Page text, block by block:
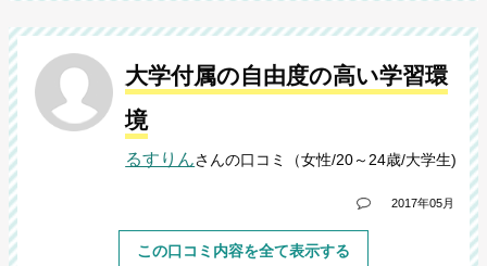
大学付属の自由度の高い学習環
境
るすりんさんの口コミ（女性/20～24歳/大学生)
2017年05月
この口コミ内容を全て表示する